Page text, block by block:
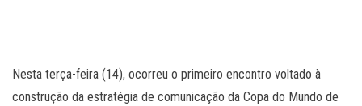
Nesta terça-feira (14), ocorreu o primeiro encontro voltado à
construção da estratégia de comunicação da Copa do Mundo de